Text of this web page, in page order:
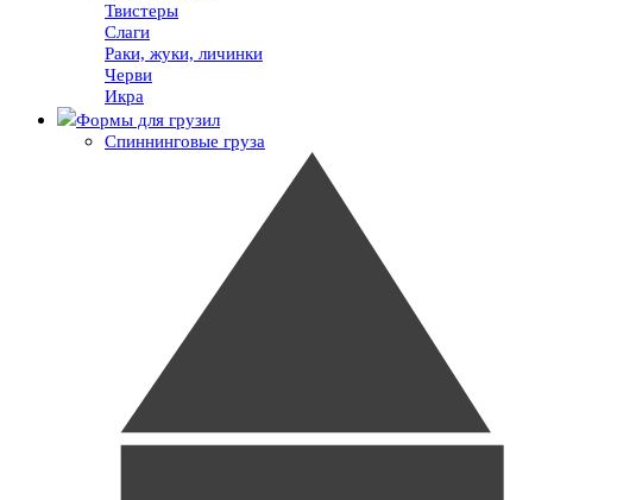
Твистеры
Слаги
Раки, жуки, личинки
Черви
Икра
Формы для грузил
Спиннинговые груза